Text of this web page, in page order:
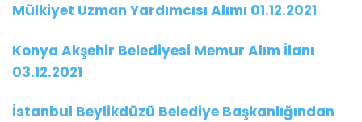
Mülkiyet Uzman Yardımcısı Alımı 01.12.2021
Konya Akşehir Belediyesi Memur Alım İlanı
03.12.2021
İstanbul Beylikdüzü Belediye Başkanlığından